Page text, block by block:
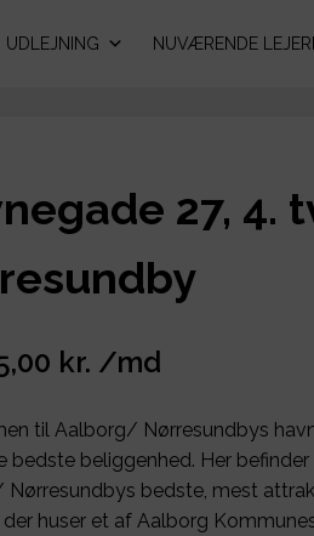
UDLEJNING NUVÆRENDE
27, 4.
kr. /md
til Aalborg/ Nørresundbys
bedste beliggenhed. Her
bedste, mest
der huser et af Aalborg